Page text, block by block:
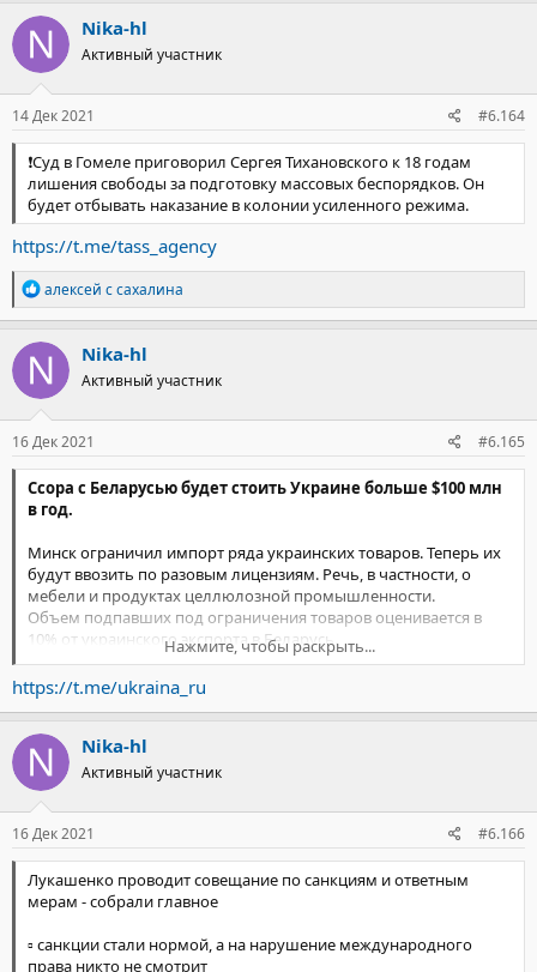
Nika-hl
Активный участник
14 Дек 2021 #6.164
❗️Суд в Гомеле приговорил Сергея Тихановского к 18 годам
лишения свободы за подготовку массовых беспорядков. Он
будет отбывать наказание в колонии усиленного режима.
https://t.me/tass_agency
Р
е
а
к
ц
и
и
:
алексей с сахалина
Nika-hl
Активный участник
16 Дек 2021 #6.165
Ссора с Беларусью будет стоить Украине больше $100 млн
в год.
Минск ограничил импорт ряда украинских товаров. Теперь их
будут ввозить по разовым лицензиям. Речь, в частности, о
мебели и продуктах целлюлозной промышленности.
Объем подпавших под ограничения товаров оценивается в
10% от украинского экспорта в Беларусь.
Поводом стало "систематическое нарушение Украиной
принципов свободной торговли".
Ещё в апреле Киев ввел (
фактически означало запрет на ее покупку.
Нажмите, чтобы раскрыть...
https://t.me/ukraina_ru
Nika-hl
Активный участник
16 Дек 2021 #6.166
Лукашенко проводит совещание по санкциям и ответным
мерам - собрали главное
▫️ санкции стали нормой, а на нарушение международного
права никто не смотрит